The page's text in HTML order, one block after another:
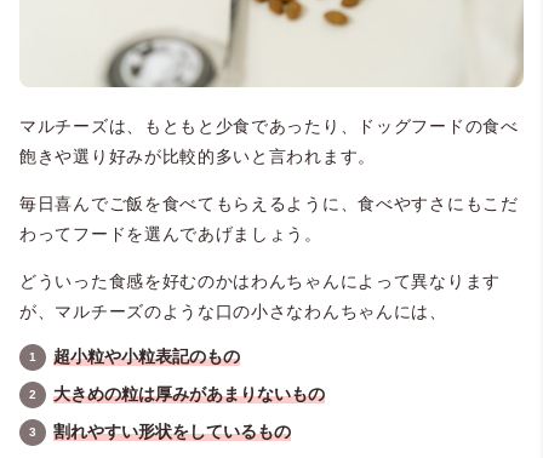
マルチーズは、もともと少食であったり、ドッグフードの食べ
飽きや選り好みが比較的多いと言われます。
毎日喜んでご飯を食べてもらえるように、食べやすさにもこだ
わってフードを選んであげましょう。
どういった食感を好むのかはわんちゃんによって異なります
が、マルチーズのような口の小さなわんちゃんには、
超小粒や小粒表記のもの
大きめの粒は厚みがあまりないもの
割れやすい形状をしているもの